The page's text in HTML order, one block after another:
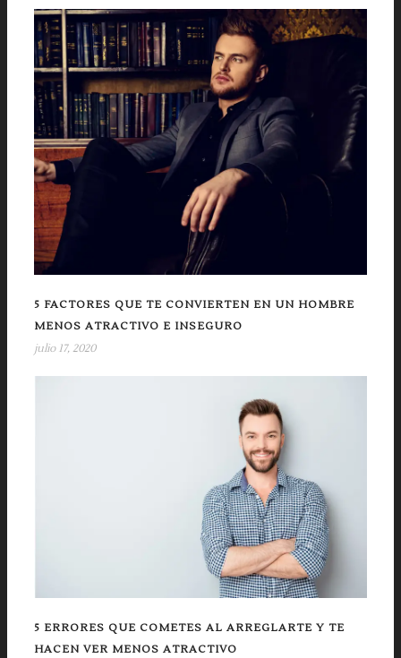
5 FACTORES QUE TE CONVIERTEN EN UN HOMBRE
MENOS ATRACTIVO E INSEGURO
julio 17, 2020
5 ERRORES QUE COMETES AL ARREGLARTE Y TE
HACEN VER MENOS ATRACTIVO